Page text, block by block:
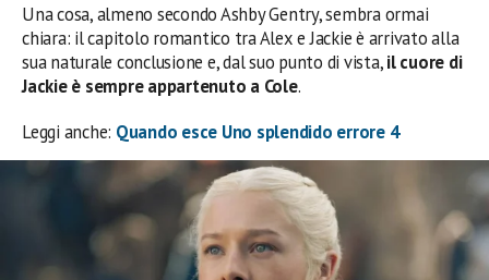
Una cosa, almeno secondo Ashby Gentry, sembra ormai
chiara: il capitolo romantico tra Alex e Jackie è arrivato alla
sua naturale conclusione e, dal suo punto di vista,il cuore di
Jackie è sempre appartenuto a Cole.
Leggi anche: Quando esce Uno splendido errore 4